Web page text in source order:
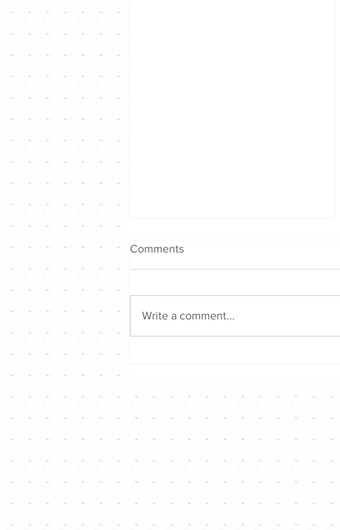
Favourite第二最愛》｜
Comments
Write a comment...